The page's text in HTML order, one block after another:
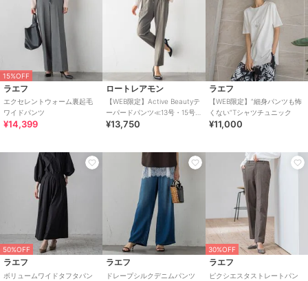
15%OFF
ラエフ
エクセレントウォーム裏起毛
ワイドパンツ
¥14,399
ロートレアモン
【WEB限定】Active Beautyテ
ーパードパンツ≪13号・15号
あり/洗濯機で洗える≫
¥13,750
ラエフ
【WEB限定】”細身パンツも怖
くない”Tシャツチュニック
¥11,000
50%OFF
ラエフ
ボリュームワイドタフタパン
ラエフ
ドレープシルクデニムパンツ
30%OFF
ラエフ
ピクシエスタストレートパン